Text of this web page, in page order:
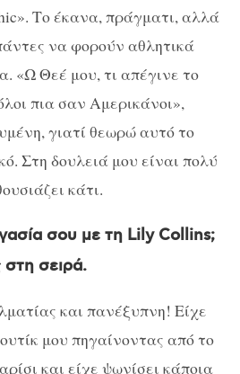
». Το έκανα, πράγματι, αλλά
να φορούν αθλητικά
«Ω Θεέ μου, τι απέγινε το
πια σαν Αμερικάνοι»,
γιατί θεωρώ αυτό το
Στη δουλειά μου είναι πολύ
κάτι.
σου με τη Lily Collins;
σειρά.
και πανέξυπνη! Είχε
μου πηγαίνοντας από το
και είχε ψωνίσει κάποια